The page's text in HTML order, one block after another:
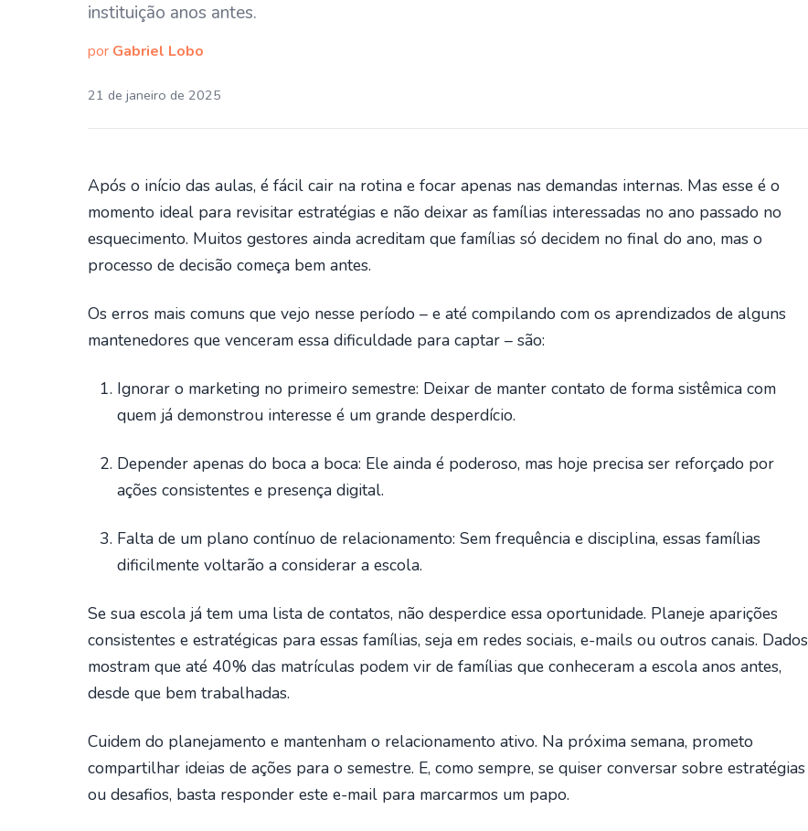
instituição anos antes.
por Gabriel Lobo
21 de janeiro de 2025
Após o início das aulas, é fácil cair na rotina e focar apenas nas demandas internas. Mas esse é o
momento ideal para revisitar estratégias e não deixar as famílias interessadas no ano passado no
esquecimento. Muitos gestores ainda acreditam que famílias só decidem no final do ano, mas o
processo de decisão começa bem antes.
Os erros mais comuns que vejo nesse período – e até compilando com os aprendizados de alguns
mantenedores que venceram essa dificuldade para captar – são:
Ignorar o marketing no primeiro semestre: Deixar de manter contato de forma sistêmica com
quem já demonstrou interesse é um grande desperdício.
Depender apenas do boca a boca: Ele ainda é poderoso, mas hoje precisa ser reforçado por
ações consistentes e presença digital.
Falta de um plano contínuo de relacionamento: Sem frequência e disciplina, essas famílias
dificilmente voltarão a considerar a escola.
Se sua escola já tem uma lista de contatos, não desperdice essa oportunidade. Planeje aparições
consistentes e estratégicas para essas famílias, seja em redes sociais, e-mails ou outros canais. Dados
mostram que até 40% das matrículas podem vir de famílias que conheceram a escola anos antes,
desde que bem trabalhadas.
Cuidem do planejamento e mantenham o relacionamento ativo. Na próxima semana, prometo
compartilhar ideias de ações para o semestre. E, como sempre, se quiser conversar sobre estratégias
ou desafios, basta responder este e-mail para marcarmos um papo.